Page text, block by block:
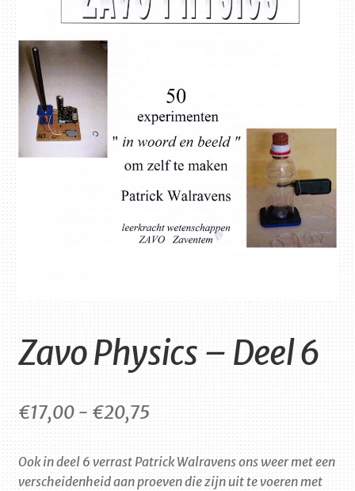
Zavo Physics – Deel 6
€17,00 - €20,75Prijsklasse:
€17,00
tot
Ook in deel 6 verrast Patrick Walravens ons weer met een
verscheidenheid aan proeven die zijn uit te voeren met